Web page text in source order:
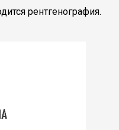
рентгенография.